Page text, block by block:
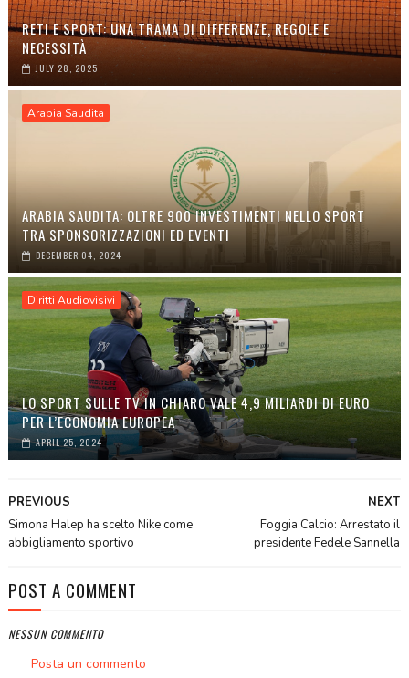
RETI E SPORT: UNA TRAMA DI DIFFERENZE, REGOLE E
NECESSITÀ
JULY 28, 2025
Arabia Saudita
ARABIA SAUDITA: OLTRE 900 INVESTIMENTI NELLO SPORT
TRA SPONSORIZZAZIONI ED EVENTI
DECEMBER 04, 2024
Diritti Audiovisivi
LO SPORT SULLE TV IN CHIARO VALE 4,9 MILIARDI DI EURO
PER L’ECONOMIA EUROPEA
APRIL 25, 2024
NEXT
Foggia Calcio: Arrestato il
presidente Fedele Sannella
PREVIOUS
Simona Halep ha scelto Nike come
abbigliamento sportivo
POST A COMMENT
NESSUN COMMENTO
Posta un commento